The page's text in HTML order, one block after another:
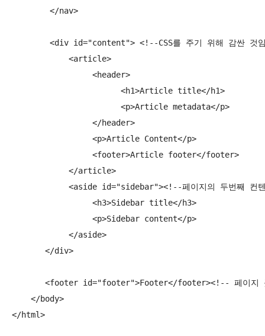
        </nav>
<div id="content"> <!--CSS를 주기 위해 감싼 것
            <article>
                 <header>
                       <h1>Article title</h1>
                       <p>Article metadata</p>
                 </header>
                 <p>Article Content</p>
                 <footer>Article footer</footer>
            </article>
<aside id="sidebar"><!--페이지의 두번째 컨
                 <h3>Sidebar title</h3>
                 <p>Sidebar content</p>
            </aside>
       </div>
<footer id="footer">Footer</footer><!-- 페이지
    </body>
</html>